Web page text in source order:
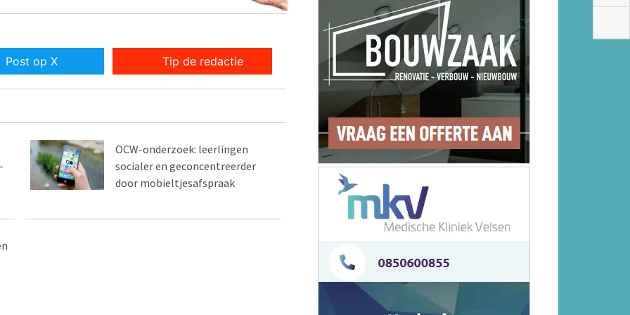
Post op X Tip de redactie
OCW-onderzoek: leerlingen
socialer en geconcentreerder
door mobieltjesafspraak